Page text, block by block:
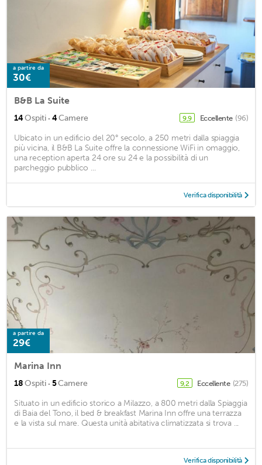
a partire da
30€
B&B La Suite
14Ospiti · 4Camere 9,9 Eccellente (96)
Ubicato in un edificio del 20° secolo, a 250 metri dalla spiaggia
più vicina, il B&B La Suite offre la connessione WiFi in omaggio,
una reception aperta 24 ore su 24 e la possibilità di un
parcheggio pubblico ...
Verifica disponibilità
a partire da
29€
Marina Inn
18Ospiti · 5Camere 9,2 Eccellente (275)
Situato in un edificio storico a Milazzo, a 800 metri dalla Spiaggia
di Baia del Tono, il bed & breakfast Marina Inn offre una terrazza
e la vista sul mare. Questa unità abitativa climatizzata si trova ...
Verifica disponibilità